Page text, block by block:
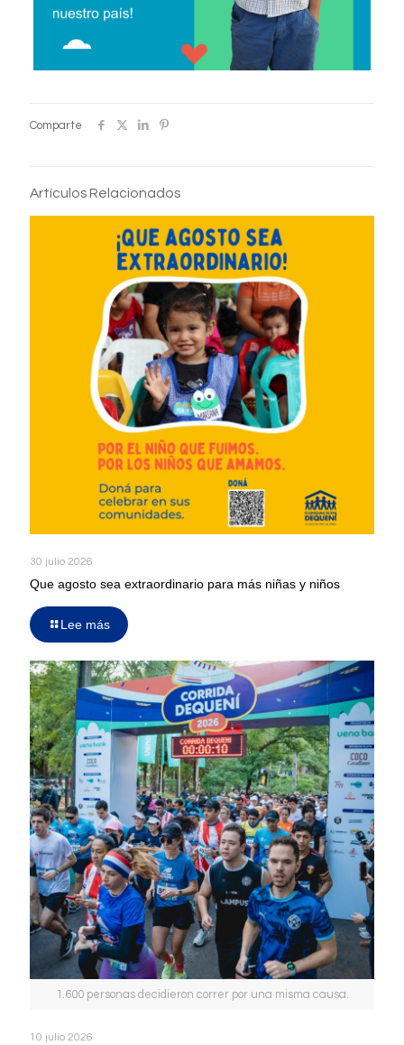
Comparte
Artículos Relacionados
30 julio 2026
Que agosto sea extraordinario para más niñas y niños
Lee más
1.600 personas decidieron correr por una misma causa.
10 julio 2026